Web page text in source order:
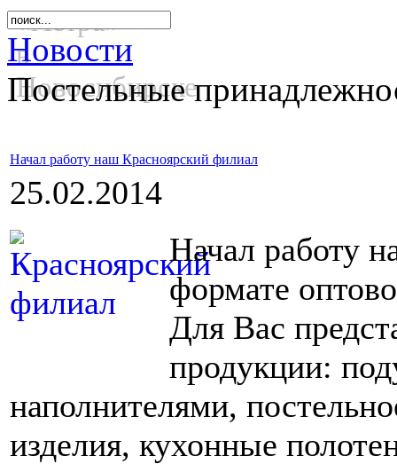
Новости
Постельные
Начал работу наш Красноярский филиал
25.02.2014
Начал работу
формате
Для Вас
продукции:
наполнителями,
изделия, кухонные